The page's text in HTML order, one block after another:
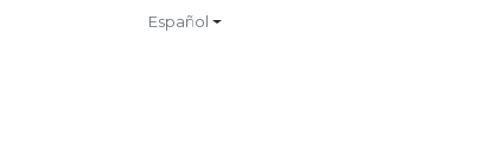
Ir al contenidoEspañol